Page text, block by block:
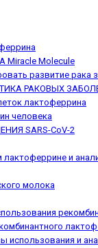
Miracle Molecule
развитие
РАКОВЫХ
лактоферрина
человека
SARS-CoV-2
и
молока
использования и